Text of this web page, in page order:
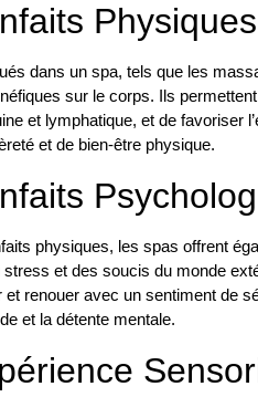
Physiques
dans un spa, tels que les
sur le corps. Ils
et lymphatique, et de favoriser
et de bien-être physique.
physiques, les spas offrent
et des soucis du monde
et renouer avec un sentiment de
et la détente mentale.